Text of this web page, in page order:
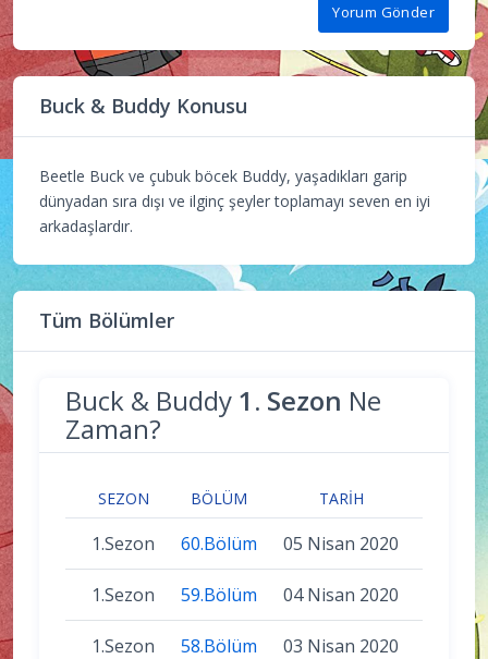
Yorum Gönder
Buck & Buddy Konusu
Beetle Buck ve çubuk böcek Buddy, yaşadıkları garip
dünyadan sıra dışı ve ilginç şeyler toplamayı seven en iyi
arkadaşlardır.
Tüm Bölümler
Buck & Buddy 1. Sezon Ne
Zaman?
SEZON BÖLÜM TARIH
1.Sezon 60.Bölüm 05 Nisan 2020
1.Sezon 59.Bölüm 04 Nisan 2020
1.Sezon 58.Bölüm 03 Nisan 2020